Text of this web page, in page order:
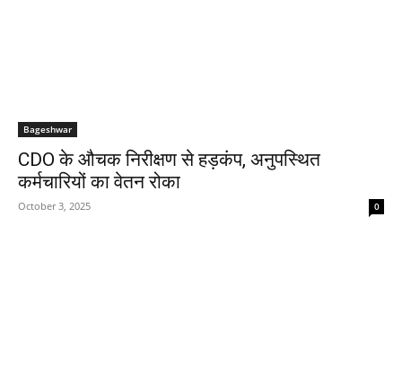
Bageshwar
CDO के औचक निरीक्षण से हड़कंप, अनुपस्थित
कर्मचारियों का वेतन रोका
October 3, 2025 0